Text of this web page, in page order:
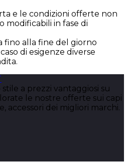
e le condizioni offerte non
modificabili in fase di
fino alla fine del giorno
di esigenze diverse
a prezzi vantaggiosi su
le nostre offerte sui capi
accessori dei migliori marchi.